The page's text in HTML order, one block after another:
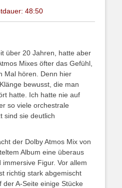
48:50
über 20 Jahren, hatte aber
Mixes öfter das Gefühl,
Mal hören. Denn hier
bewusst, die man
hatte. Ich hatte nie auf
so viele orchestrale
sind sie deutlich
der Dolby Atmos Mix von
Album eine überaus
Figur. Vor allem
richtig stark abgemischt
A-Seite einige Stücke